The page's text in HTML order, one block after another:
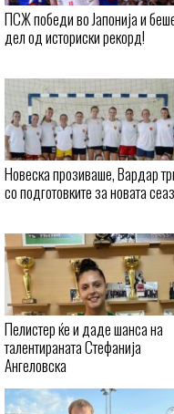
ПСЖ победи во Јапонија и
дел од историски рекорд!
Новеска прозиваше, Вардар
со подготовките за новата
Пелистер ќе и даде шанса на
талентираната Стефанија
Ангеловска